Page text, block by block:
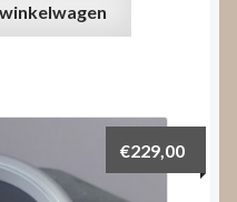
€229,00